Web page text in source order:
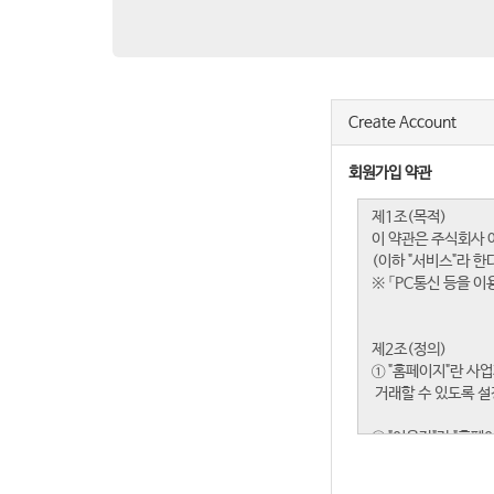
Create Account
회원가입 약관